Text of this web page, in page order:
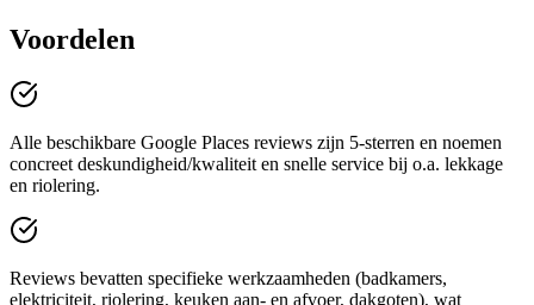
Voordelen
Alle beschikbare Google Places reviews zijn 5-sterren en noemen
concreet deskundigheid/kwaliteit en snelle service bij o.a. lekkage
en riolering.
Reviews bevatten specifieke werkzaamheden (badkamers,
elektriciteit, riolering, keuken aan- en afvoer, dakgoten), wat